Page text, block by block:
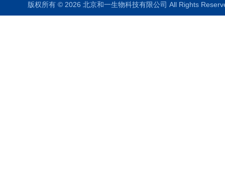
版权所有 © 2026 北京和一生物科技有限公司 All Rights